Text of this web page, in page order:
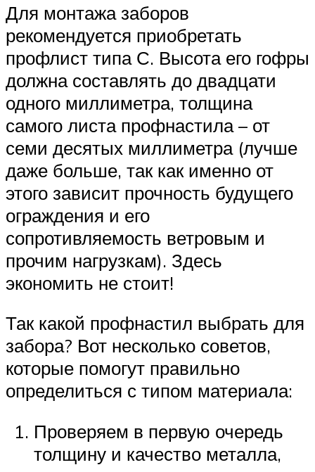
Для монтажа заборов
рекомендуется приобретать
профлист типа С. Высота его гофры
должна составлять до двадцати
одного миллиметра, толщина
самого листа профнастила – от
семи десятых миллиметра (лучше
даже больше, так как именно от
этого зависит прочность будущего
ограждения и его
сопротивляемость ветровым и
прочим нагрузкам). Здесь
экономить не стоит!
Так какой профнастил выбрать для
забора? Вот несколько советов,
которые помогут правильно
определиться с типом материала:
Проверяем в первую очередь
толщину и качество металла,